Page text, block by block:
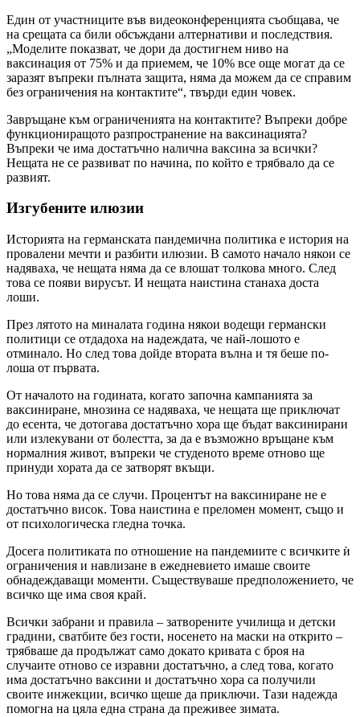
Един от участниците във видеоконференцията съобщава, че
на срещата са били обсъждани алтернативи и последствия.
„Моделите показват, че дори да достигнем ниво на
ваксинация от 75% и да приемем, че 10% все още могат да се
заразят въпреки пълната защита, няма да можем да се справим
без ограничения на контактите“, твърди един човек.
Завръщане към ограниченията на контактите? Въпреки добре
функциониращото разпространение на ваксинацията?
Въпреки че има достатъчно налична ваксина за всички?
Нещата не се развиват по начина, по който е трябвало да се
развият.
Изгубените илюзии
Историята на германската пандемична политика е история на
провалени мечти и разбити илюзии. В самото начало някои се
надяваха, че нещата няма да се влошат толкова много. След
това се появи вирусът. И нещата наистина станаха доста
лоши.
През лятото на миналата година някои водещи германски
политици се отдадоха на надеждата, че най-лошото е
отминало. Но след това дойде втората вълна и тя беше по-
лоша от първата.
От началото на годината, когато започна кампанията за
ваксиниране, мнозина се надяваха, че нещата ще приключат
до есента, че дотогава достатъчно хора ще бъдат ваксинирани
или излекувани от болестта, за да е възможно връщане към
нормалния живот, въпреки че студеното време отново ще
принуди хората да се затворят вкъщи.
Но това няма да се случи. Процентът на ваксиниране не е
достатъчно висок. Това наистина е преломен момент, също и
от психологическа гледна точка.
Досега политиката по отношение на пандемиите с всичките ѝ
ограничения и навлизане в ежедневието имаше своите
обнадеждаващи моменти. Съществуваше предположението, че
всичко ще има своя край.
Всички забрани и правила – затворените училища и детски
градини, сватбите без гости, носенето на маски на открито –
трябваше да продължат само докато кривата с броя на
случаите отново се изравни достатъчно, а след това, когато
има достатъчно ваксини и достатъчно хора са получили
своите инжекции, всичко щеше да приключи. Тази надежда
помогна на цяла една страна да преживее зимата.